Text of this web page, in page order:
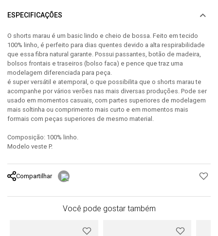
ESPECIFICAÇÕES
O shorts marau é um basic lindo e cheio de bossa. Feito em tecido
100% linho, é perfeito para dias quentes devido a alta respirabilidade
que essa fibra natural garante. Possui passantes, botão de madeira,
bolsos frontais e traseiros (bolso faca) e pence que traz uma
modelagem diferenciada para peça.
é super versátil e atemporal, o que possibilita que o shorts marau te
acompanhe por vários verões nas mais diversas produções. Pode ser
usado em momentos casuais, com partes superiores de modelagem
mais soltinha ou comprimento mais curto e em momentos mais
formais com peças superiores de mesmo material.
Composição: 100% linho.
Modelo veste P.
Compartilhar
Você pode gostar também